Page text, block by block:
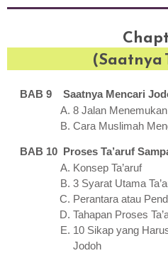
(Saatnya
BAB 9 Saatnya Mencari
8 Jalan
Cara Muslimah
BAB 10 Proses Ta’aruf
Konsep Ta’aruf
3 Syarat Utama
Perantara atau
Tahapan Proses
10 Sikap yang
Jodoh